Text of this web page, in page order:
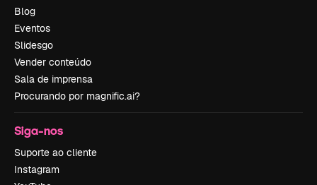
Blog
Eventos
Slidesgo
Vender conteúdo
Sala de imprensa
Procurando por magnific.ai?
Siga-nos
Suporte ao cliente
Instagram